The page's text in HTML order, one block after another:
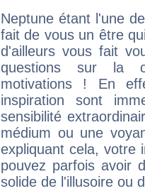
Neptune étant l'une
fait de vous un être
d'ailleurs vous fait
questions sur la
motivations ! En
inspiration sont
sensibilité
médium ou une
expliquant cela, votre
pouvez parfois avoir
solide de l'illusoire ou